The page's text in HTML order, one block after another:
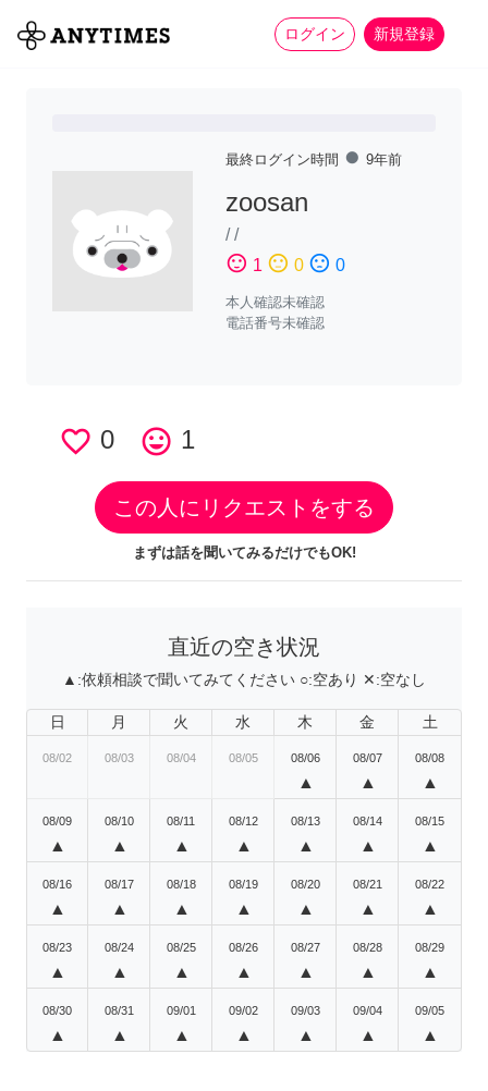
ログイン 新規登録
全て 家事 more_horiz
最終ログイン時間 fiber_manual_record 9年前
zoosan
//
sentiment_satisfied 1 sentiment_neutral 0 sentiment_dissatisfied 0
本人確認未確認
電話番号未確認
favorite_border 0 tag_faces 1
この人にリクエストをする
まずは話を聞いてみるだけでもOK!
直近の空き状況
▲:依頼相談で聞いてみてください ○:空あり ✕:空なし
日 月 火 水 木 金 土
08/02 08/03 08/04 08/05 08/06
▲
08/07
▲
08/08
▲
08/09
▲
08/10
▲
08/11
▲
08/12
▲
08/13
▲
08/14
▲
08/15
▲
08/16
▲
08/17
▲
08/18
▲
08/19
▲
08/20
▲
08/21
▲
08/22
▲
08/23
▲
08/24
▲
08/25
▲
08/26
▲
08/27
▲
08/28
▲
08/29
▲
08/30
▲
08/31
▲
09/01
▲
09/02
▲
09/03
▲
09/04
▲
09/05
▲